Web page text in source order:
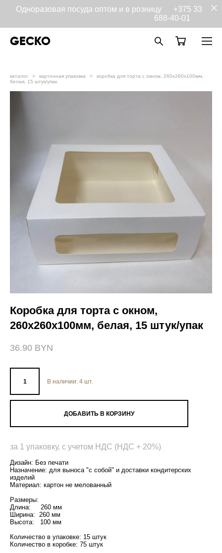
Одноразовая посуда оптом и в розницу +375 33
688-40-01
GECKO
каталог > картонная упаковка >
коробка для торта с окном, 260х260х100мм,
белая, 15 штук/упак
Коробка для торта с окном,
260х260х100мм, белая, 15 штук/упак
36.90 BYN
В наличии: 4 шт.
ДОБАВИТЬ В КОРЗИНУ
за 1 упаковку, с учетом НДС (НДС + 20%)
Дизайн: Без печати
Назначение: для выноса "с собой" и доставки кондитерских
изделий
Материал: картон не мелованный
Размеры:
Длина: 260 мм
Ширина: 260 мм
Высота: 100 мм
Количество в упаковке: 15 штук
Количество в коробке: 75 штук